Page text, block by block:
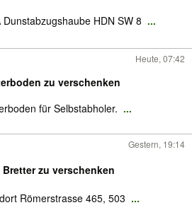
Dunstabzugshaube HDN SW 8 ...
Heute, 07:42
zu verschenken
für Selbstabholer. ...
Gestern, 19:14
Bretter zu verschenken
Römerstrasse 465, 503 ...